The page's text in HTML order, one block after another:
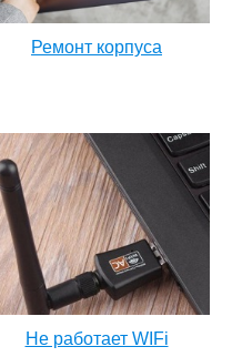
Ремонт корпуса
Не работает WIFi